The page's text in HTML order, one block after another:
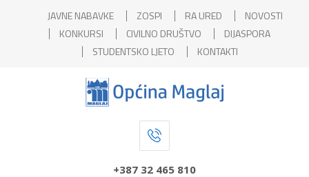
JAVNE NABAVKE ZOSPI RA URED
NOVOSTI
KONKURSI
CIVILNO DRUŠTVO
DIJASPORA
STUDENTSKO LJETO
KONTAKTI
+387 32 465 810